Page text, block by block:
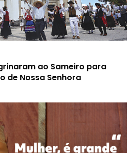
ao Sameiro para
de Nossa Senhora